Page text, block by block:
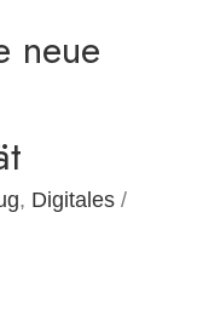
neue
, Digitales /